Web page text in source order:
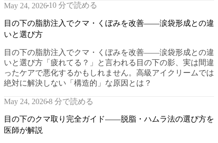
May 24, 2026 10 分で読める
目の下の脂肪注入でクマ・くぼみを改善——涙袋形成との違
いと選び方
目の下の脂肪注入でクマ・くぼみを改善——涙袋形成との違
いと選び方「疲れてる？」と言われる目の下の影、実は間違
ったケアで悪化するかもしれません。高級アイクリームでは
絶対に解決しない「構造的」な原因とは？
May 24, 20268 分で読める
目の下のクマ取り完全ガイド——脱脂・ハムラ法の選び方を
医師が解説